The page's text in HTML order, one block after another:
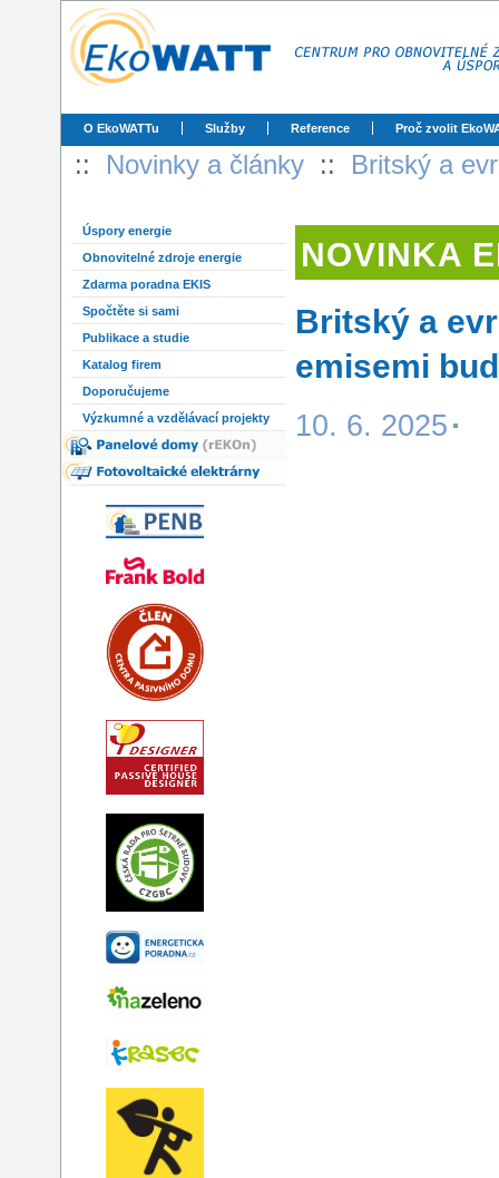
O EkoWATTu Služby Reference Proč zvolit
:: Novinky a články :: Britský a
Úspory energie
Obnovitelné zdroje energie
Zdarma poradna EKIS
Spočtěte si sami
Publikace a studie
Katalog firem
Doporučujeme
Výzkumné a vzdělávací projekty
NOVINKA
Britský a
emisemi
10. 6. 2025